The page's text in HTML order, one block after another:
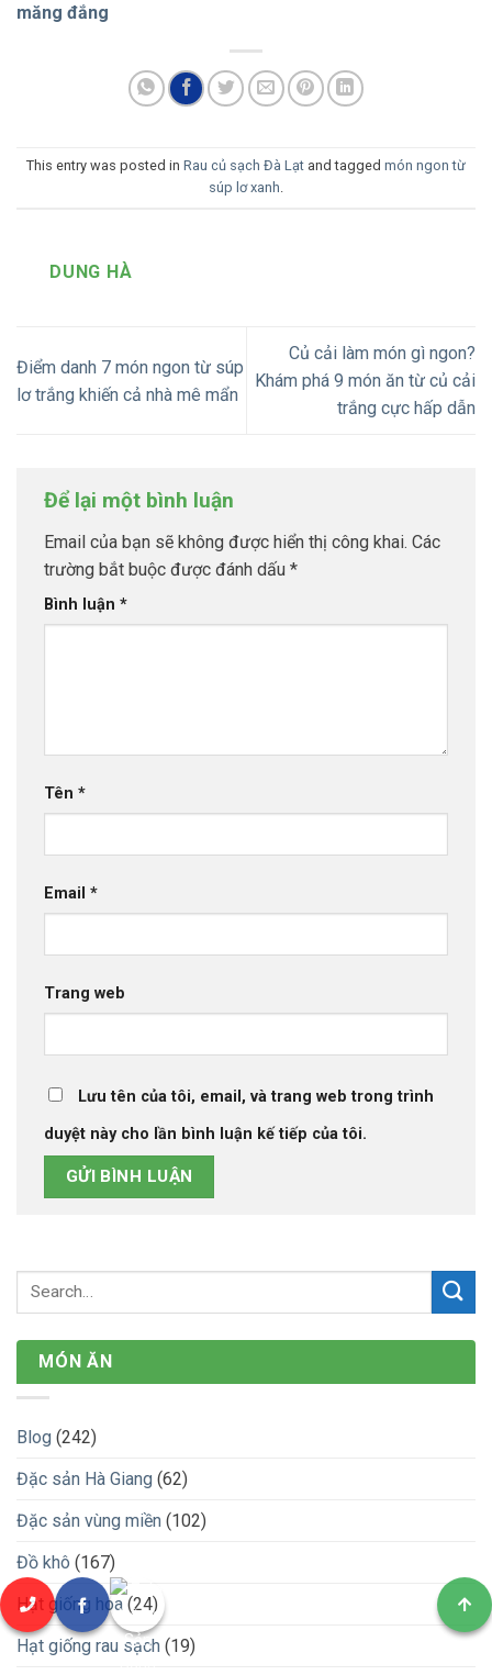
măng đắng
This entry was posted in Rau củ sạch Đà Lạt and tagged món ngon từ
súp lơ xanh.
DUNG HÀ
Điểm danh 7 món ngon từ súp
lơ trắng khiến cả nhà mê mẩn
Củ cải làm món gì ngon?
Khám phá 9 món ăn từ củ cải
trắng cực hấp dẫn
Để lại một bình luận
Email của bạn sẽ không được hiển thị công khai. Các
trường bắt buộc được đánh dấu *
Bình luận *
Tên *
Email *
Trang web
Lưu tên của tôi, email, và trang web trong trình
duyệt này cho lần bình luận kế tiếp của tôi.
MÓN ĂN
Blog (242)
Đặc sản Hà Giang (62)
Đặc sản vùng miền (102)
Đồ khô (167)
Hạt giống hoa (24)
Hạt giống rau sạch (19)